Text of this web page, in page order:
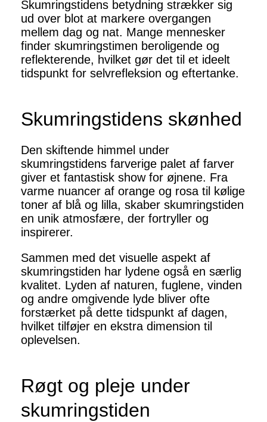
Skumringstidens betydning strækker sig
ud over blot at markere overgangen
mellem dag og nat. Mange mennesker
finder skumringstimen beroligende og
reflekterende, hvilket gør det til et ideelt
tidspunkt for selvrefleksion og eftertanke.
Skumringstidens skønhed
Den skiftende himmel under
skumringstidens farverige palet af farver
giver et fantastisk show for øjnene. Fra
varme nuancer af orange og rosa til kølige
toner af blå og lilla, skaber skumringstiden
en unik atmosfære, der fortryller og
inspirerer.
Sammen med det visuelle aspekt af
skumringstiden har lydene også en særlig
kvalitet. Lyden af naturen, fuglene, vinden
og andre omgivende lyde bliver ofte
forstærket på dette tidspunkt af dagen,
hvilket tilføjer en ekstra dimension til
oplevelsen.
Røgt og pleje under
skumringstiden